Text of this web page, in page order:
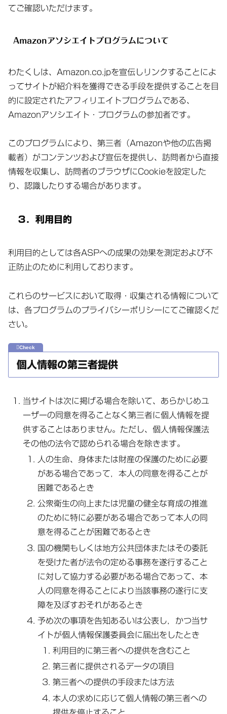
てご確認いただけます。
Amazonアソシエイトプログラムについて
わたくしは、Amazon.co.jpを宣伝しリンクすることによ
ってサイトが紹介料を獲得できる手段を提供することを目
的に設定されたアフィリエイトプログラムである、
Amazonアソシエイト・プログラムの参加者です。
このプログラムにより、第三者（Amazonや他の広告掲
載者）がコンテンツおよび宣伝を提供し、訪問者から直接
情報を収集し、訪問者のブラウザにCookieを設定した
り、認識したりする場合があります。
３．利用目的
利用目的としては各ASPへの成果の効果を測定および不
正防止のために利用しております。
これらのサービスにおいて取得・収集される情報について
は、各プログラムのプライバシーポリシーにてご確認くだ
さい。
個人情報の第三者提供
当サイトは次に掲げる場合を除いて、あらかじめユ
ーザーの同意を得ることなく第三者に個人情報を提
供することはありません。ただし、個人情報保護法
その他の法令で認められる場合を除きます。
人の生命、身体または財産の保護のために必要
がある場合であって，本人の同意を得ることが
困難であるとき
公衆衛生の向上または児童の健全な育成の推進
のために特に必要がある場合であって本人の同
意を得ることが困難であるとき
国の機関もしくは地方公共団体またはその委託
を受けた者が法令の定める事務を遂行すること
に対して協力する必要がある場合であって、本
人の同意を得ることにより当該事務の遂行に支
障を及ぼすおそれがあるとき
予め次の事項を告知あるいは公表し，かつ当サ
イトが個人情報保護委員会に届出をしたとき
利用目的に第三者への提供を含むこと
第三者に提供されるデータの項目
第三者への提供の手段または方法
本人の求めに応じて個人情報の第三者への
提供を停止すること